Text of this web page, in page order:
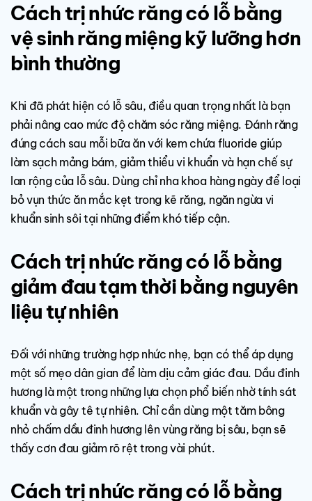
Cách trị nhức răng có lỗ bằng
vệ sinh răng miệng kỹ lưỡng hơn
bình thường
Khi đã phát hiện có lỗ sâu, điều quan trọng nhất là bạn
phải nâng cao mức độ chăm sóc răng miệng. Đánh răng
đúng cách sau mỗi bữa ăn với kem chứa fluoride giúp
làm sạch mảng bám, giảm thiểu vi khuẩn và hạn chế sự
lan rộng của lỗ sâu. Dùng chỉ nha khoa hàng ngày để loại
bỏ vụn thức ăn mắc kẹt trong kẽ răng, ngăn ngừa vi
khuẩn sinh sôi tại những điểm khó tiếp cận.
Cách trị nhức răng có lỗ bằng
giảm đau tạm thời bằng nguyên
liệu tự nhiên
Đối với những trường hợp nhức nhẹ, bạn có thể áp dụng
một số mẹo dân gian để làm dịu cảm giác đau. Dầu đinh
hương là một trong những lựa chọn phổ biến nhờ tính sát
khuẩn và gây tê tự nhiên. Chỉ cần dùng một tăm bông
nhỏ chấm dầu đinh hương lên vùng răng bị sâu, bạn sẽ
thấy cơn đau giảm rõ rệt trong vài phút.
Cách trị nhức răng có lỗ bằng